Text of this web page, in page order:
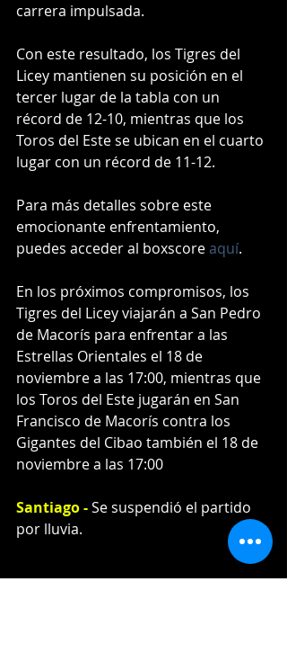
carrera impulsada.
Con este resultado, los Tigres del
Licey mantienen su posición en el
tercer lugar de la tabla con un
récord de 12-10, mientras que los
Toros del Este se ubican en el cuarto
lugar con un récord de 11-12.
Para más detalles sobre este
emocionante enfrentamiento,
puedes acceder al boxscore aquí.
En los próximos compromisos, los
Tigres del Licey viajarán a San Pedro
de Macorís para enfrentar a las
Estrellas Orientales el 18 de
noviembre a las 17:00, mientras que
los Toros del Este jugarán en San
Francisco de Macorís contra los
Gigantes del Cibao también el 18 de
noviembre a las 17:00
Santiago - Se suspendió el partido
por lluvia.